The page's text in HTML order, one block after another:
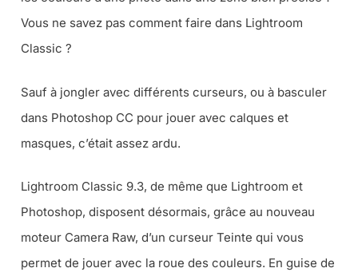
Vous ne savez pas comment faire dans Lightroom
Classic ?
Sauf à jongler avec différents curseurs, ou à basculer
dans Photoshop CC pour jouer avec calques et
masques, c’était assez ardu.
Lightroom Classic 9.3, de même que Lightroom et
Photoshop, disposent désormais, grâce au nouveau
moteur Camera Raw, d’un curseur Teinte qui vous
permet de jouer avec la roue des couleurs. En guise de